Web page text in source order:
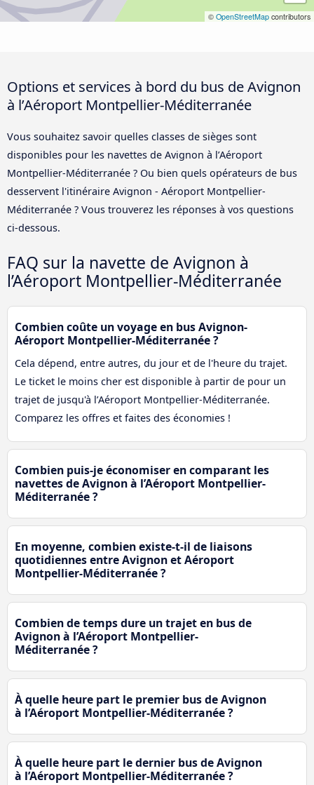
© OpenStreetMap contributors
Options et services à bord du bus de Avignon
à l’Aéroport Montpellier-Méditerranée
Vous souhaitez savoir quelles classes de sièges sont
disponibles pour les navettes de Avignon à l’Aéroport
Montpellier-Méditerranée ? Ou bien quels opérateurs de bus
desservent l'itinéraire Avignon - Aéroport Montpellier-
Méditerranée ? Vous trouverez les réponses à vos questions
ci-dessous.
FAQ sur la navette de Avignon à
l’Aéroport Montpellier-Méditerranée
Combien coûte un voyage en bus Avignon-
Aéroport Montpellier-Méditerranée ?
Cela dépend, entre autres, du jour et de l'heure du trajet.
Le ticket le moins cher est disponible à partir de pour un
trajet de jusqu'à l’Aéroport Montpellier-Méditerranée.
Comparez les offres et faites des économies !
Combien puis-je économiser en comparant les
navettes de Avignon à l’Aéroport Montpellier-
Méditerranée ?
En moyenne, combien existe-t-il de liaisons
quotidiennes entre Avignon et Aéroport
Montpellier-Méditerranée ?
Combien de temps dure un trajet en bus de
Avignon à l’Aéroport Montpellier-
Méditerranée ?
À quelle heure part le premier bus de Avignon
à l’Aéroport Montpellier-Méditerranée ?
À quelle heure part le dernier bus de Avignon
à l’Aéroport Montpellier-Méditerranée ?